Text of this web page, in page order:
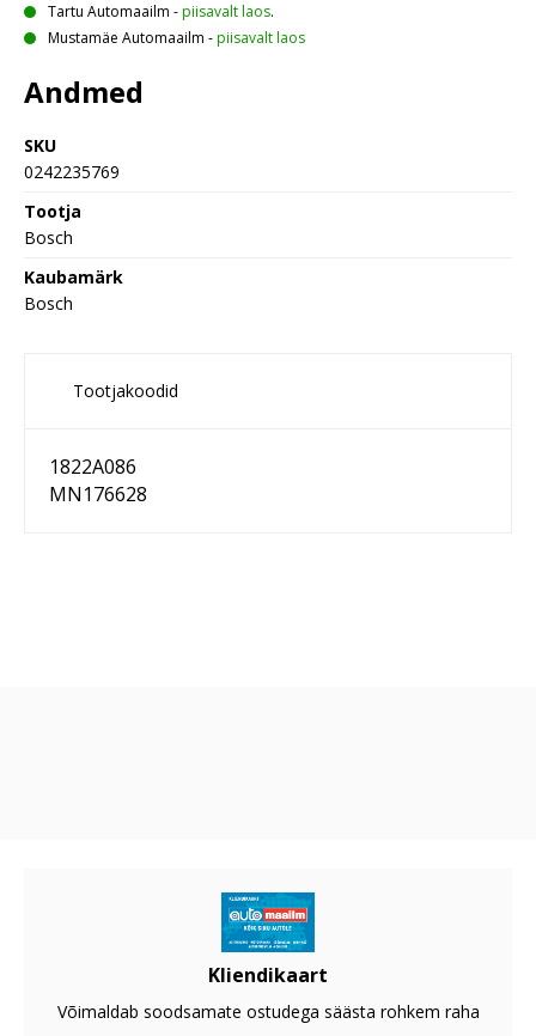
Tartu Automaailm -piisavalt laos.
Mustamäe Automaailm -piisavalt laos
Andmed
SKU
0242235769
Tootja
Bosch
Kaubamärk
Bosch
Tootjakoodid
1822A086
MN176628
Kliendikaart
Võimaldab soodsamate ostudega säästa rohkem raha